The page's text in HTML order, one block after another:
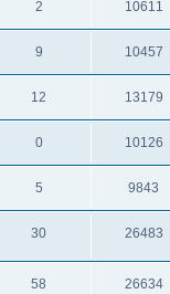
2 10611
9 10457
12 13179
0 10126
5 9843
30 26483
58 26634